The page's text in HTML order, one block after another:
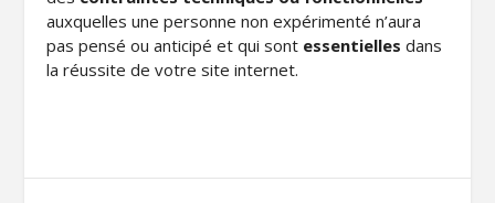
auxquelles une personne non expérimenté n’aura
pas pensé ou anticipé et qui sont essentielles dans
la réussite de votre site internet.